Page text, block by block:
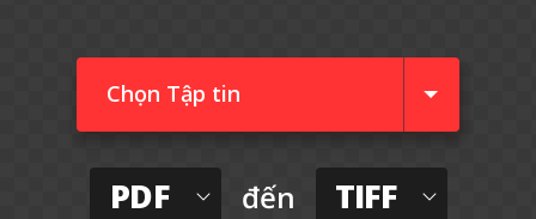
Chọn Tập tin
PDF đến TIFF